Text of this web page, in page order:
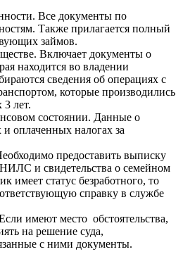
Все документы по
Также прилагается полный
займов.
Включает документы о
находится во владении
сведения об операциях с
которые производились
3 лет.
состоянии. Данные о
оплаченных налогах за
предоставить выписку
и свидетельства о семейном
имеет статус безработного, то
справку в службе
имеют место обстоятельства,
на решение суда,
с ними документы.